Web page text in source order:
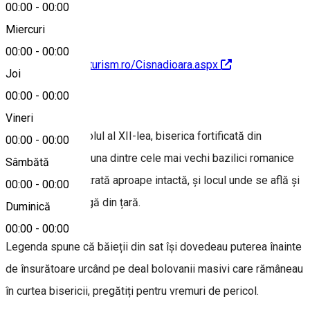
00:00 - 00:00
Miercuri
00:00 - 00:00
Joi
00:00 - 00:00
Vineri
00:00 - 00:00
Sâmbătă
00:00 - 00:00
Duminică
00:00 - 00:00
http://www.sibiu-turism.ro/Cisnadioara.aspx
Despre
Construită în secolul al XII-lea, biserica fortificată din
Cisnădioara este una dintre cele mai vechi bazilici romanice
din România, păstrată aproape intactă, și locul unde se află și
cea mai veche orgă din țară.
Legenda spune că băieții din sat își dovedeau puterea înainte
de însurătoare urcând pe deal bolovanii masivi care rămâneau
în curtea bisericii, pregătiți pentru vremuri de pericol.